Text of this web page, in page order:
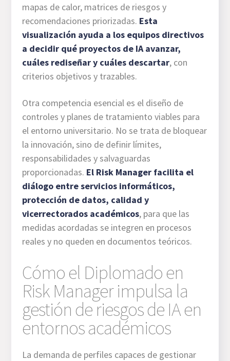
mapas de calor, matrices de riesgos y
recomendaciones priorizadas. Esta
visualización ayuda a los equipos directivos
a decidir qué proyectos de IA avanzar,
cuáles rediseñar y cuáles descartar, con
criterios objetivos y trazables.
Otra competencia esencial es el diseño de
controles y planes de tratamiento viables para
el entorno universitario. No se trata de bloquear
la innovación, sino de definir límites,
responsabilidades y salvaguardas
proporcionadas. El Risk Manager facilita el
diálogo entre servicios informáticos,
protección de datos, calidad y
vicerrectorados académicos, para que las
medidas acordadas se integren en procesos
reales y no queden en documentos teóricos.
Cómo el Diplomado en
Risk Manager impulsa la
gestión de riesgos de IA en
entornos académicos
La demanda de perfiles capaces de gestionar